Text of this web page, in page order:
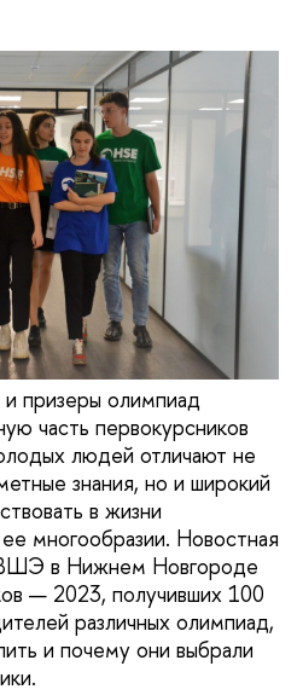
призеры олимпиад
часть первокурсников
людей отличают не
знания, но и широкий
в жизни
многообразии. Новостная
в Нижнем Новгороде
— 2023, получивших 100
различных олимпиад,
и почему они выбрали